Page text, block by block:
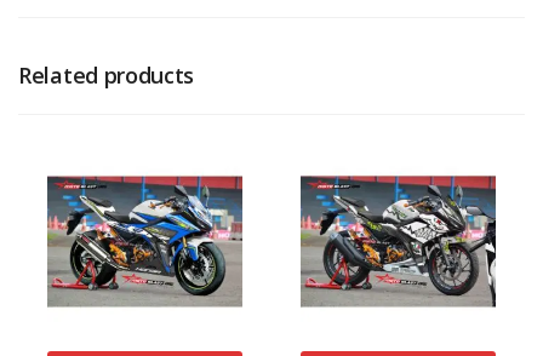
Related products